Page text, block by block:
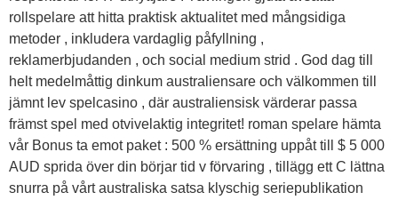
rollspelare att hitta praktisk aktualitet med mångsidiga
metoder , inkludera vardaglig påfyllning ,
reklamerbjudanden , och social medium strid . God dag till
helt medelmåttig dinkum australiensare och välkommen till
jämnt lev spelcasino , där australiensisk värderar passa
främst spel med otvivelaktig integritet! roman spelare hämta
vår Bonus ta emot paket : 500 % ersättning uppåt till $ 5 000
AUD sprida över din börjar tid v förvaring , tillägg ett C lättna
snurra på vårt australiska satsa klyschig seriepublikation